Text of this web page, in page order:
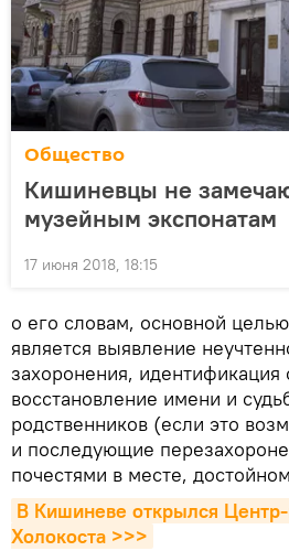
Общество
Кишиневцы не
музейным экспонатам
17 июня 2018, 18:15
о его словам, основной
является выявление
захоронения, идентификация
восстановление имени и
родственников (если это
и последующие
почестями в месте,
В Кишиневе открылся
Холокоста >>>